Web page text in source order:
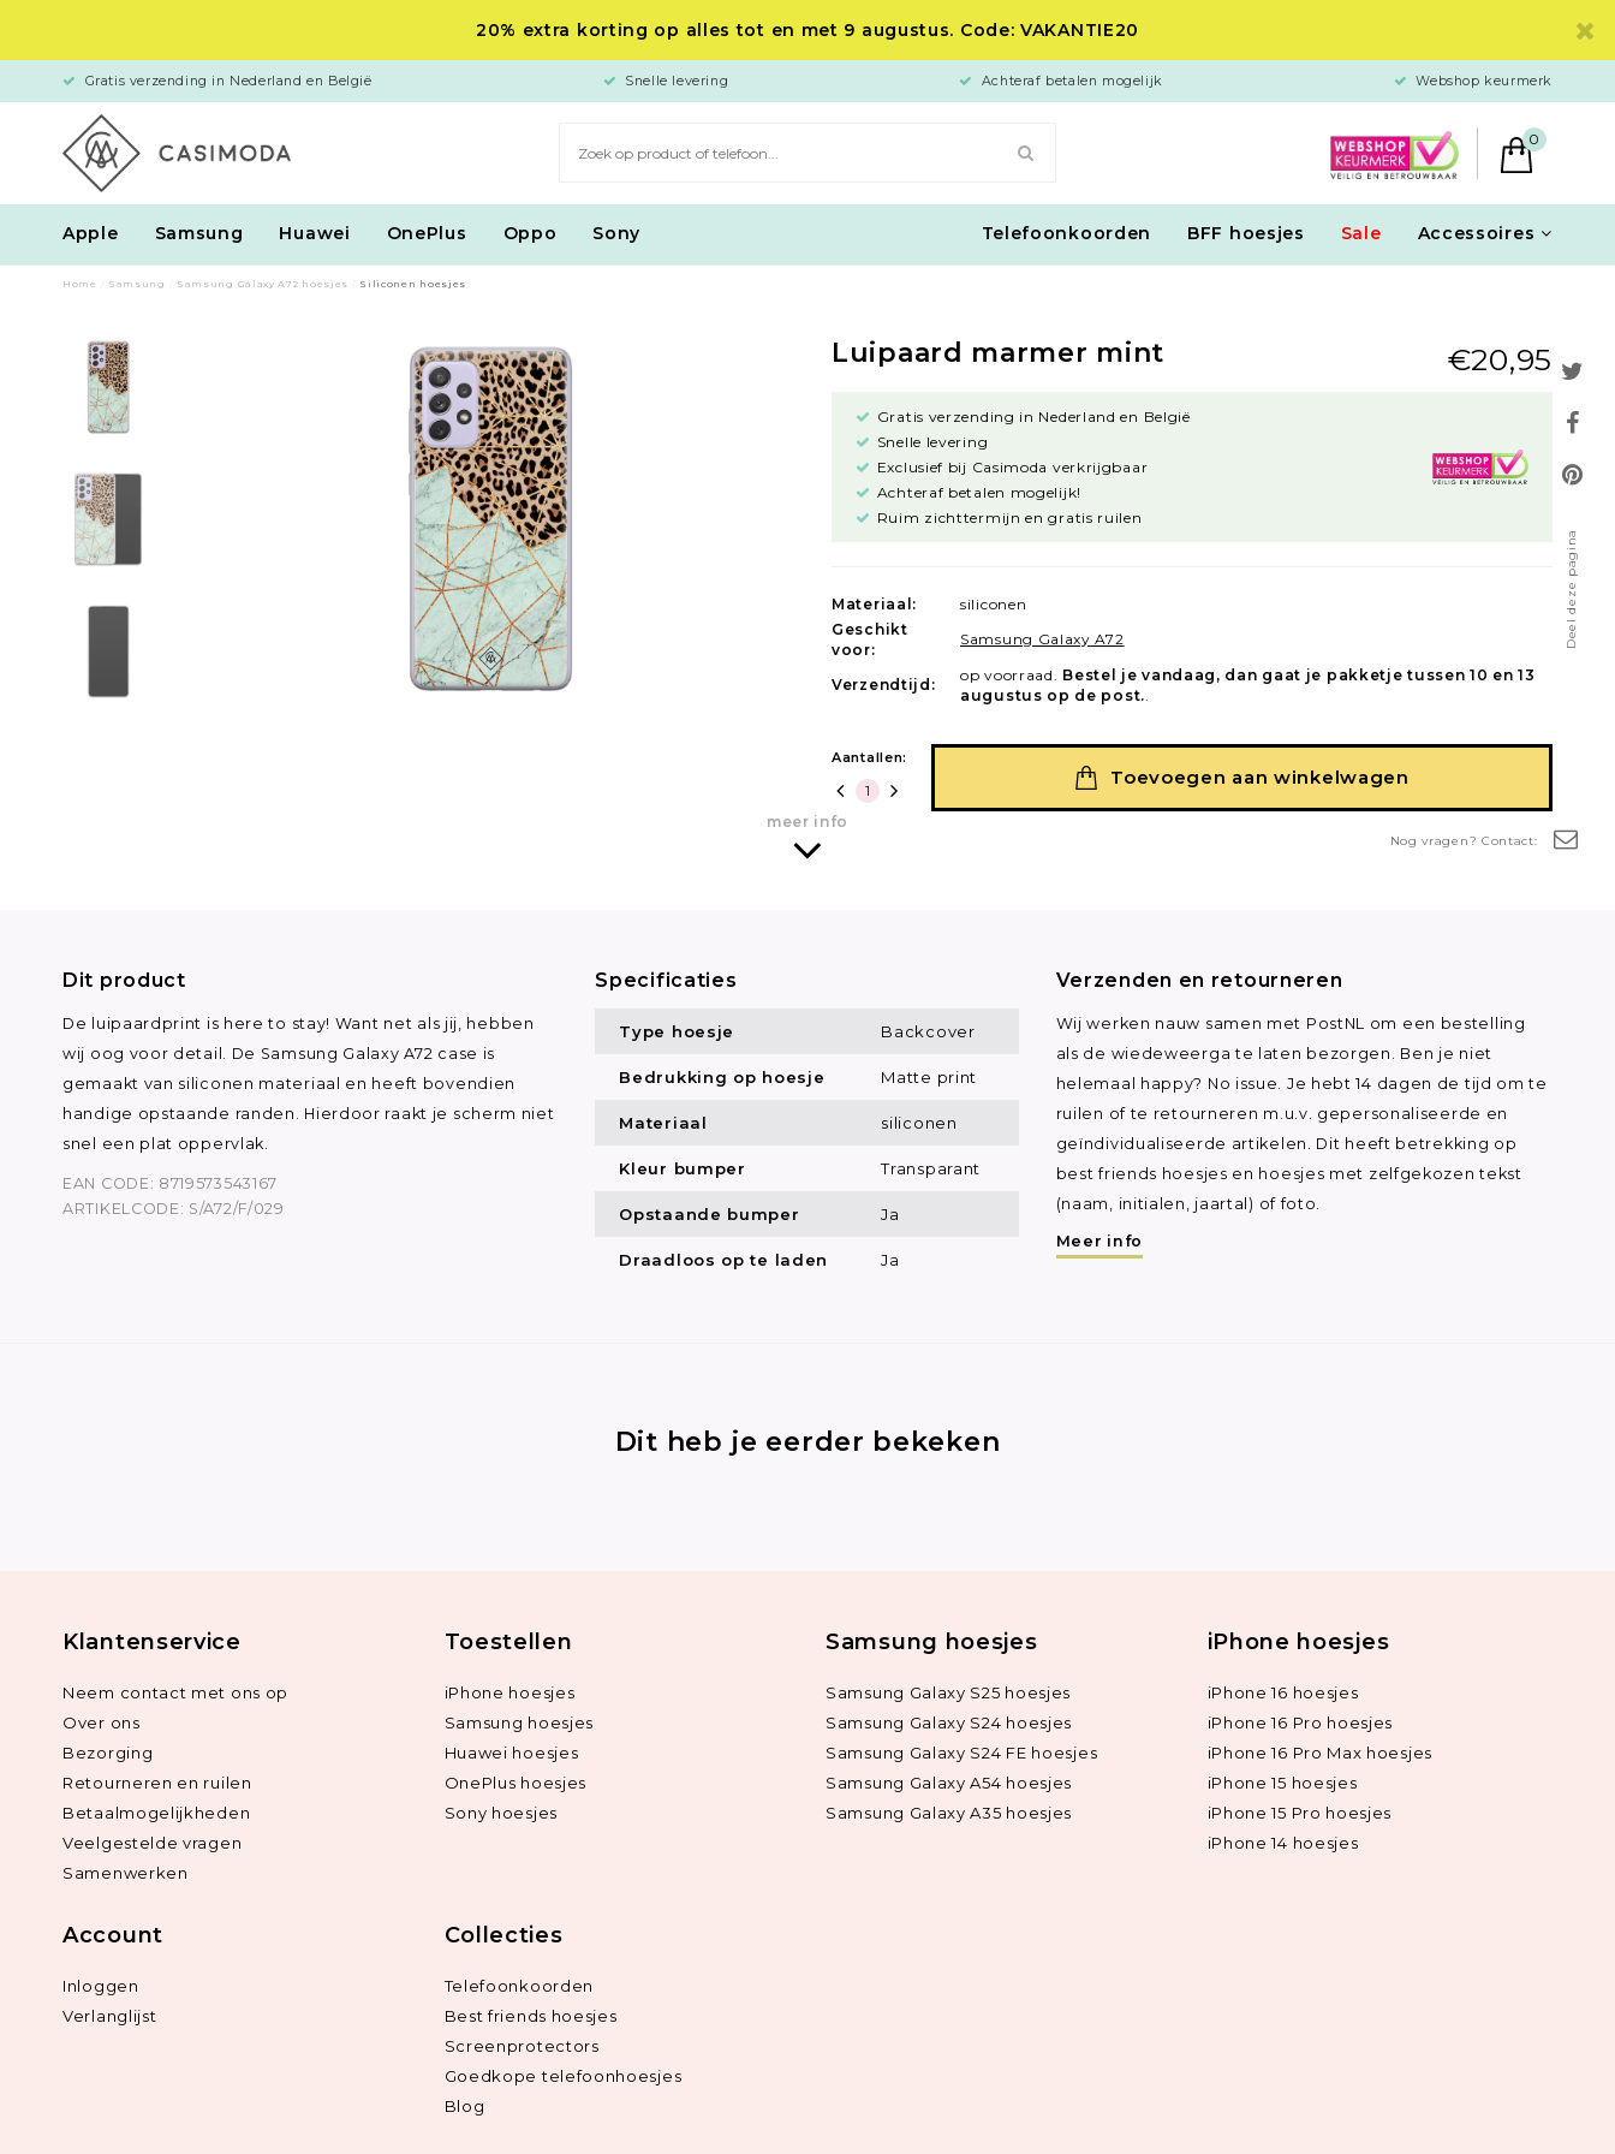
20% extra korting op alles tot en met 9 augustus. Code: VAKANTIE20
Gratis verzending in Nederland en België Snelle levering Achteraf betalen mogelijk Webshop keurmerk
0
Apple Samsung Huawei OnePlus Oppo Sony Telefoonkoorden BFF hoesjes Sale Accessoires
Deel deze pagina
Nog vragen? Contact:
Home Samsung Samsung Galaxy A72 hoesjes Siliconen hoesjes
Luipaard marmer mint €20,95
Gratis verzending in Nederland en België
Snelle levering
Exclusief bij Casimoda verkrijgbaar
Achteraf betalen mogelijk!
Ruim zichttermijn en gratis ruilen
Materiaal:
siliconen
Geschikt
voor:
Samsung Galaxy A72
Verzendtijd:
op voorraad. Bestel je vandaag, dan gaat je pakketje tussen 10 en 13
augustus op de post.
Aantallen:
Toevoegen aan winkelwagen
meer info
Dit product
De luipaardprint is here to stay! Want net als jij, hebben
wij oog voor detail. De Samsung Galaxy A72 case is
gemaakt van siliconen materiaal en heeft bovendien
handige opstaande randen. Hierdoor raakt je scherm niet
snel een plat oppervlak.
EAN CODE: 8719573543167
ARTIKELCODE: S/A72/F/029
Specificaties
Type hoesje Backcover
Bedrukking op hoesje Matte print
Materiaal siliconen
Kleur bumper Transparant
Opstaande bumper Ja
Draadloos op te laden Ja
Verzenden en retourneren
Wij werken nauw samen met PostNL om een bestelling
als de wiedeweerga te laten bezorgen. Ben je niet
helemaal happy? No issue. Je hebt 14 dagen de tijd om te
ruilen of te retourneren m.u.v. gepersonaliseerde en
geïndividualiseerde artikelen. Dit heeft betrekking op
best friends hoesjes en hoesjes met zelfgekozen tekst
(naam, initialen, jaartal) of foto.
Meer info
Dit heb je eerder bekeken
Klantenservice
Neem contact met ons op
Over ons
Bezorging
Retourneren en ruilen
Betaalmogelijkheden
Veelgestelde vragen
Samenwerken
Toestellen
iPhone hoesjes
Samsung hoesjes
Huawei hoesjes
OnePlus hoesjes
Sony hoesjes
Samsung hoesjes
Samsung Galaxy S25 hoesjes
Samsung Galaxy S24 hoesjes
Samsung Galaxy S24 FE hoesjes
Samsung Galaxy A54 hoesjes
Samsung Galaxy A35 hoesjes
iPhone hoesjes
iPhone 16 hoesjes
iPhone 16 Pro hoesjes
iPhone 16 Pro Max hoesjes
iPhone 15 hoesjes
iPhone 15 Pro hoesjes
iPhone 14 hoesjes
Account
Inloggen
Verlanglijst
Collecties
Telefoonkoorden
Best friends hoesjes
Screenprotectors
Goedkope telefoonhoesjes
Blog